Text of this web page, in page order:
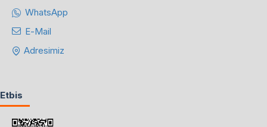
WhatsApp
E-Mail
Adresimiz
Etbis